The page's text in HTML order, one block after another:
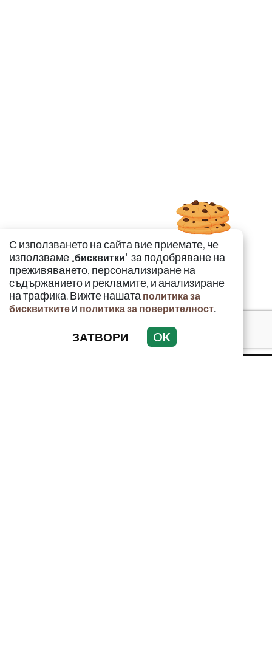
С използването на сайта вие приемате, че
използваме „бисквитки" за подобряване на
преживяването, персонализиране на
съдържанието и рекламите, и анализиране
на трафика. Вижте нашата политика за
бисквитките и политика за поверителност.
ЗАТВОРИ OK